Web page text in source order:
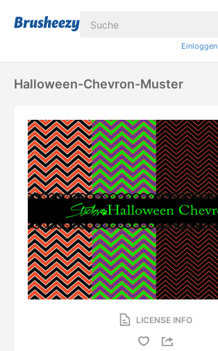
Einloggen
Halloween-Chevron-Muster
LICENSE INFO